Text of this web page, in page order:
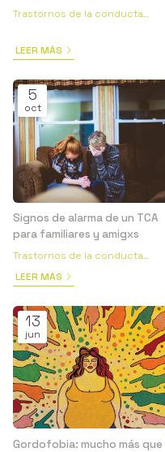
Trastornos de la conducta
LEER MÁS
5
oct
Signos de alarma de un TCA
para familiares y amigxs
Trastornos de la conducta
alimentaria
LEER MÁS
13
jun
Gordofobia: mucho más que